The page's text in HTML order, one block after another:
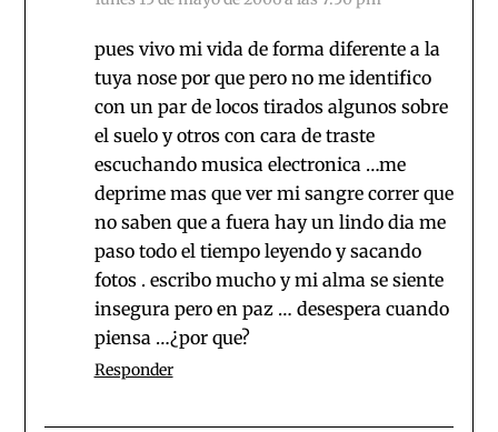
pues vivo mi vida de forma diferente a la
tuya nose por que pero no me identifico
con un par de locos tirados algunos sobre
el suelo y otros con cara de traste
escuchando musica electronica …me
deprime mas que ver mi sangre correr que
no saben que a fuera hay un lindo dia me
paso todo el tiempo leyendo y sacando
fotos . escribo mucho y mi alma se siente
insegura pero en paz … desespera cuando
piensa …¿por que?
Responder